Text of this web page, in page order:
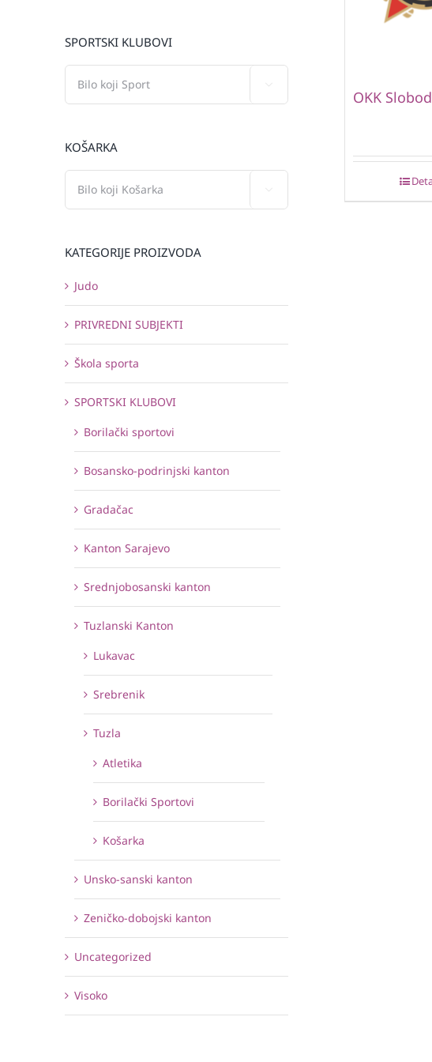
OKK
SPORTSKI KLUBOVI
KOŠARKA
KATEGORIJE PROIZVODA
Judo
PRIVREDNI SUBJEKTI
Škola sporta
SPORTSKI KLUBOVI
Borilački sportovi
Bosansko-podrinjski kanton
Gradačac
Kanton Sarajevo
Srednjobosanski kanton
Tuzlanski Kanton
Lukavac
Srebrenik
Tuzla
Atletika
Borilački Sportovi
Košarka
Unsko-sanski kanton
Zeničko-dobojski kanton
Uncategorized
Visoko